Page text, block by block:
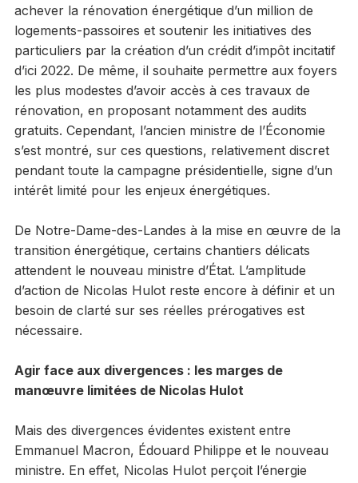
achever la rénovation énergétique d’un million de
logements-passoires et soutenir les initiatives des
particuliers par la création d’un crédit d’impôt incitatif
d’ici 2022. De même, il souhaite permettre aux foyers
les plus modestes d’avoir accès à ces travaux de
rénovation, en proposant notamment des audits
gratuits. Cependant, l’ancien ministre de l’Économie
s’est montré, sur ces questions, relativement discret
pendant toute la campagne présidentielle, signe d’un
intérêt limité pour les enjeux énergétiques.
De Notre-Dame-des-Landes à la mise en œuvre de la
transition énergétique, certains chantiers délicats
attendent le nouveau ministre d’État. L’amplitude
d’action de Nicolas Hulot reste encore à définir et un
besoin de clarté sur ses réelles prérogatives est
nécessaire.
Agir face aux divergences : les marges de
manœuvre limitées de Nicolas Hulot
Mais des divergences évidentes existent entre
Emmanuel Macron, Édouard Philippe et le nouveau
ministre. En effet, Nicolas Hulot perçoit l’énergie